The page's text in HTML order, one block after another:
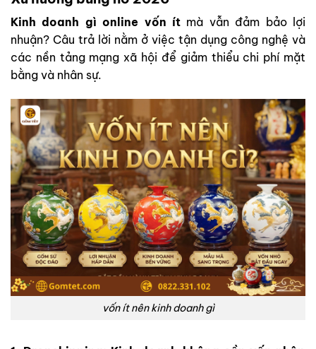
Kinh doanh gì online vốn ít mà vẫn đảm bảo lợi
nhuận? Câu trả lời nằm ở việc tận dụng công nghệ và
các nền tảng mạng xã hội để giảm thiểu chi phí mặt
bằng và nhân sự.
vốn ít nên kinh doanh gì